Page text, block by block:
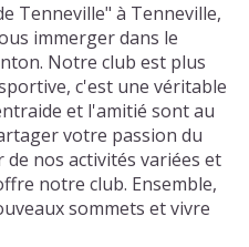
Tenneville" à Tenneville,
immerger dans le
Notre club est plus
c'est une véritable
et l'amitié sont au
votre passion du
nos activités variées et
notre club. Ensemble,
sommets et vivre